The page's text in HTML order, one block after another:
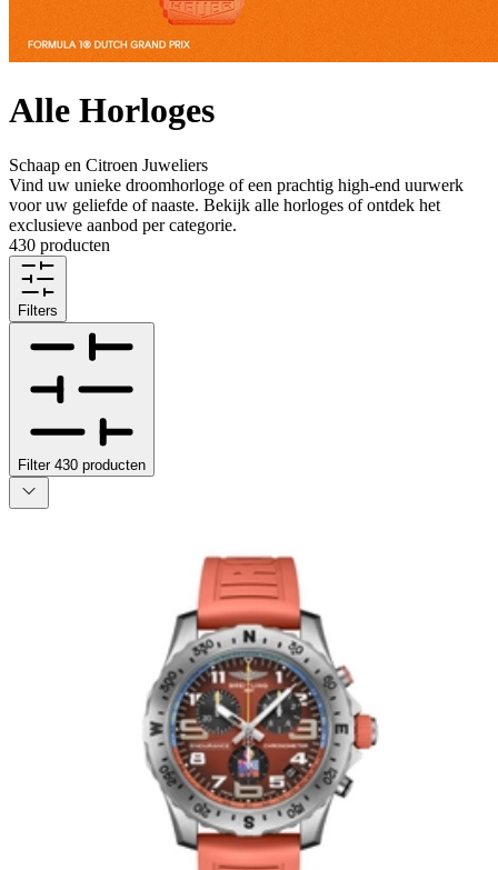
Alle Horloges
Schaap en Citroen Juweliers
Vind uw unieke droomhorloge of een prachtig high-end uurwerk
voor uw geliefde of naaste. Bekijk alle horloges of ontdek het
exclusieve aanbod per categorie.
430 producten
Filters
Filter 430 producten